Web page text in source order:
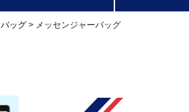
バッグ メッセンジャーバッグ